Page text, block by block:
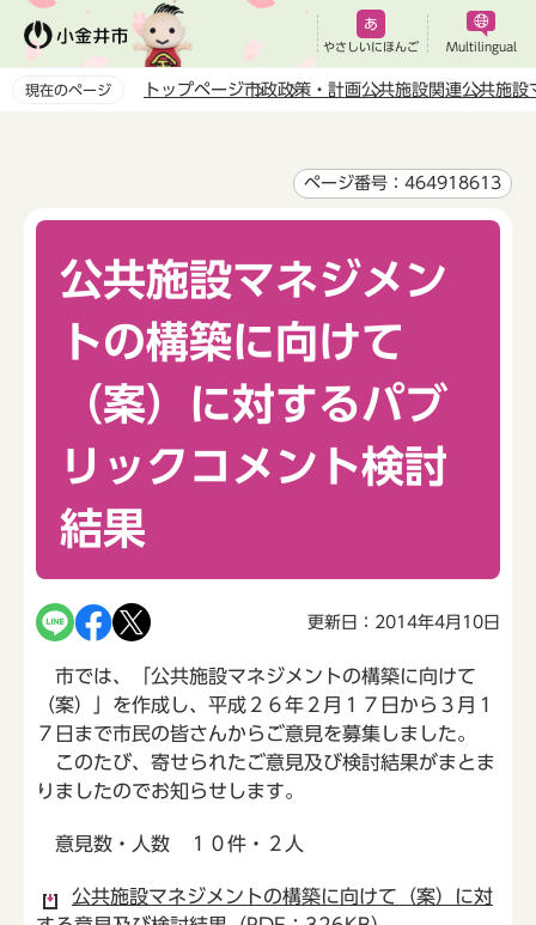
ペ
やさしいにほんご Multilingual
現在のページ トップページ市政政策・計画公共施設関連公共施設
ページ番号：464918613
公共施設マネジメン
トの構築に向けて
（案）に対するパブ
リックコメント検討
結果
更新日：2014年4月10日
市では、「公共施設マネジメントの構築に向けて
（案）」を作成し、平成２６年２月１７日から３月１
７日まで市民の皆さんからご意見を募集しました。
このたび、寄せられたご意見及び検討結果がまとま
りましたのでお知らせします。
意見数・人数 １０件・２人
公共施設マネジメントの構築に向けて（案）に対